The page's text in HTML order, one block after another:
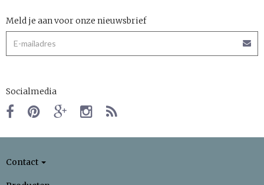
Meld je aan voor onze nieuwsbrief
Socialmedia
Contact